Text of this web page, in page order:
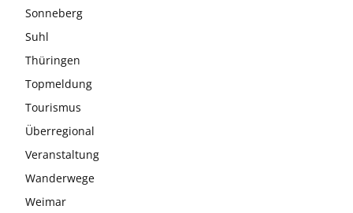
Sonneberg
Suhl
Thüringen
Topmeldung
Tourismus
Überregional
Veranstaltung
Wanderwege
Weimar